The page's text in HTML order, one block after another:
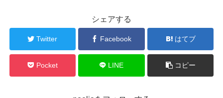
シェアする
Twitter Facebook はてブ
Pocket LINE コピー